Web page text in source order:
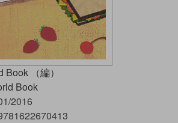
Book （編）
Book
2016